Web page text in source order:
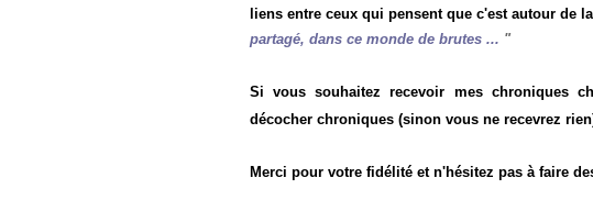
liens entre ceux qui pensent que c'est autour de
partagé, dans ce monde de brutes ... "
Si vous souhaitez recevoir mes chroniques
décocher chroniques (sinon vous ne recevrez
Merci pour votre fidélité et n'hésitez pas à faire